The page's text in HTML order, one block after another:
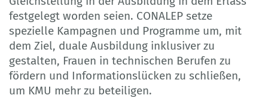
festgelegt worden seien. CONALEP setze
spezielle Kampagnen und Programme um, mit
dem Ziel, duale Ausbildung inklusiver zu
gestalten, Frauen in technischen Berufen zu
fördern und Informationslücken zu schließen,
um KMU mehr zu beteiligen.